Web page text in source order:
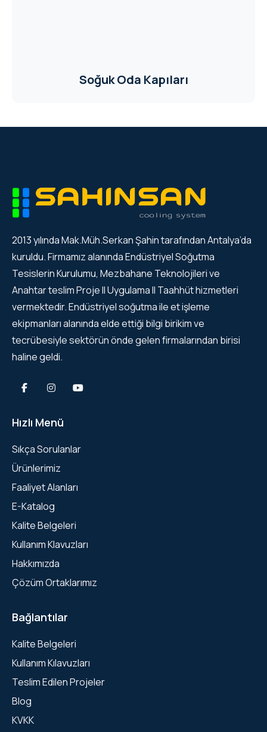
Soğuk Oda Kapıları
2013 yılında Mak.Müh.Serkan Şahin tarafından Antalya’da
kuruldu. Firmamız alanında Endüstriyel Soğutma
Tesislerin Kurulumu, Mezbahane Teknolojileri ve
Anahtar teslim Proje II Uygulama II Taahhüt hizmetleri
vermektedir. Endüstriyel soğutma ile et işleme
ekipmanları alanında elde ettiği bilgi birikim ve
tecrübesiyle sektörün önde gelen firmalarından birisi
haline geldi.
Hızlı Menü
Sıkça Sorulanlar
Ürünlerimiz
Faaliyet Alanları
E-Katalog
Kalite Belgeleri
Kullanım Klavuzları
Hakkımızda
Çözüm Ortaklarımız
Bağlantılar
Kalite Belgeleri
Kullanım Kılavuzları
Teslim Edilen Projeler
Blog
KVKK